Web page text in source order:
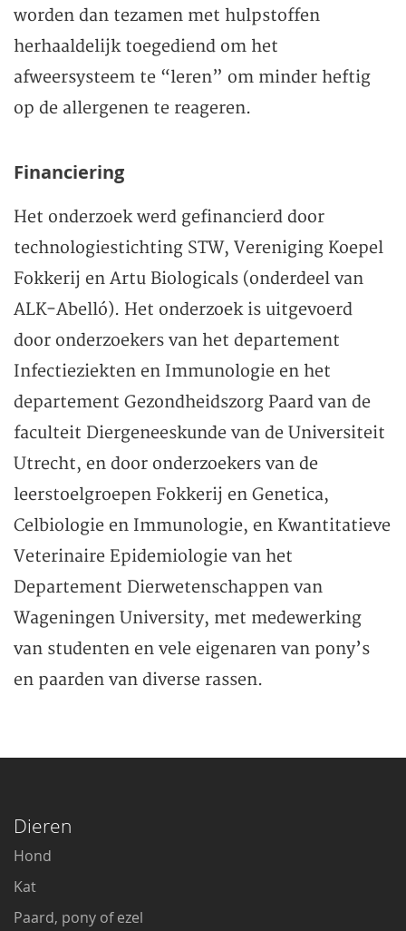
worden dan tezamen met hulpstoffen
herhaaldelijk toegediend om het
afweersysteem te “leren” om minder heftig
op de allergenen te reageren.
Financiering
Het onderzoek werd gefinancierd door
technologiestichting STW, Vereniging Koepel
Fokkerij en Artu Biologicals (onderdeel van
ALK-Abelló). Het onderzoek is uitgevoerd
door onderzoekers van het departement
Infectieziekten en Immunologie en het
departement Gezondheidszorg Paard van de
faculteit Diergeneeskunde van de Universiteit
Utrecht, en door onderzoekers van de
leerstoelgroepen Fokkerij en Genetica,
Celbiologie en Immunologie, en Kwantitatieve
Veterinaire Epidemiologie van het
Departement Dierwetenschappen van
Wageningen University, met medewerking
van studenten en vele eigenaren van pony’s
en paarden van diverse rassen.
Dieren
Hond
Kat
Paard, pony of ezel